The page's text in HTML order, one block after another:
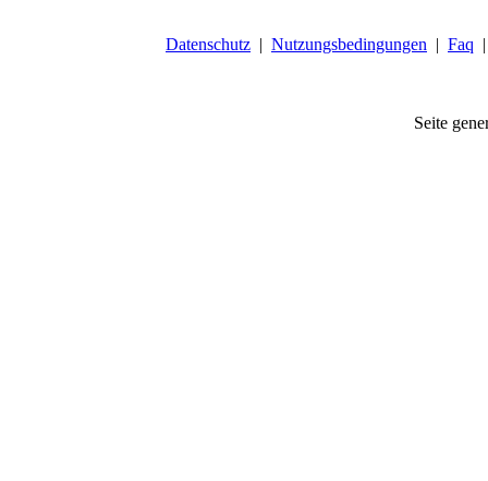
Datenschutz | Nutzungsbedingungen | Faq
Seite